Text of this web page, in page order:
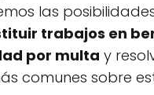
las
trabajos en
por multa y
comunes sobre